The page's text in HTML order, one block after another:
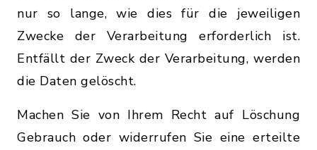
nur so lange, wie dies für die jeweiligen
Zwecke der Verarbeitung erforderlich ist.
Entfällt der Zweck der Verarbeitung, werden
die Daten gelöscht.
Machen Sie von Ihrem Recht auf Löschung
Gebrauch oder widerrufen Sie eine erteilte